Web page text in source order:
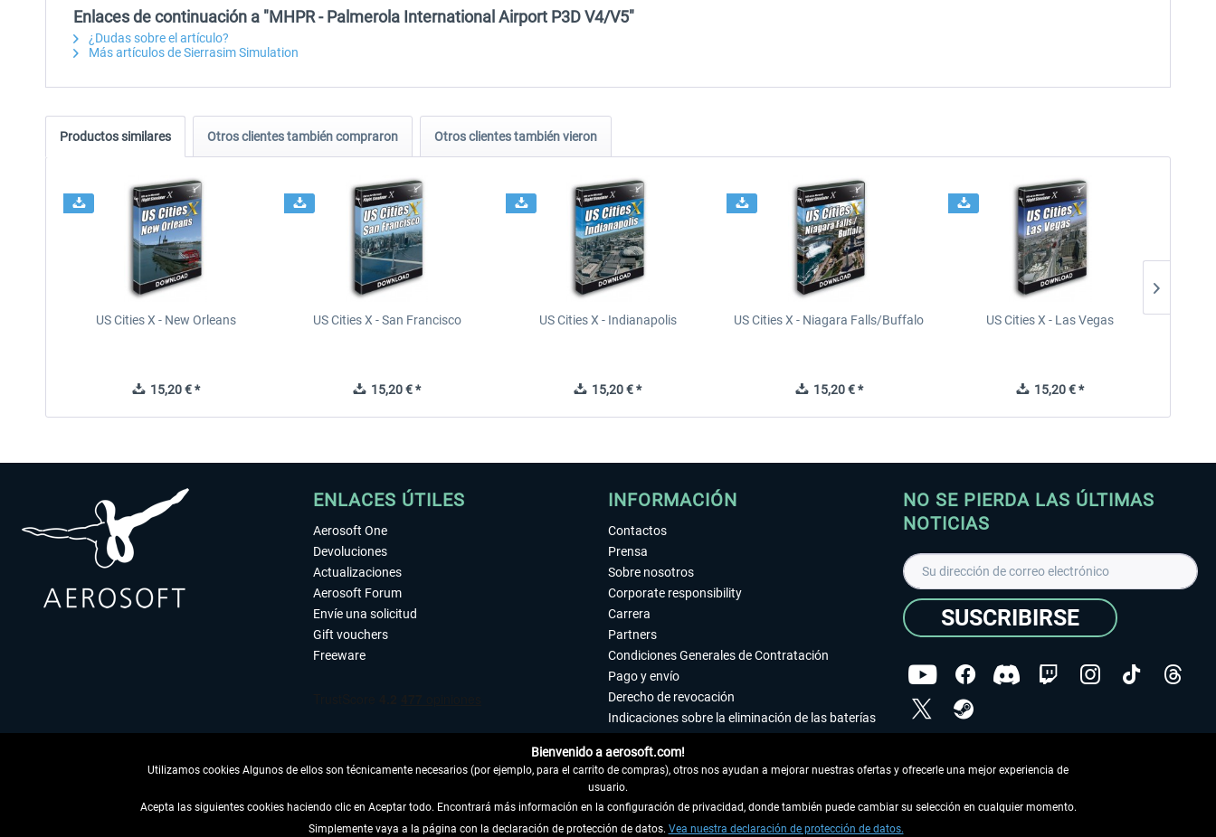
Enlaces de continuación a "MHPR - Palmerola International Airport P3D V4/V5"
¿Dudas sobre el artículo?
Más artículos de Sierrasim Simulation
Productos similares Otros clientes también compraron Otros clientes también vieron
US Cities X - New Orleans
15,20 € *
US Cities X - San Francisco
15,20 € *
US Cities X - Indianapolis
15,20 € *
US Cities X - Niagara Falls/Buffalo
15,20 € *
US Cities X - Las Vegas
15,20 € *
ENLACES ÚTILES
Aerosoft One
Devoluciones
Actualizaciones
Aerosoft Forum
Envíe una solicitud
Gift vouchers
Freeware
DESISTIR DEL CONTRATO
INFORMACIÓN
Contactos
Prensa
Sobre nosotros
Corporate responsibility
Carrera
Partners
Condiciones Generales de Contratación
Pago y envío
Derecho de revocación
Indicaciones sobre la eliminación de las baterías
Accesibilidad
Aviso legal
NO SE PIERDA LAS ÚLTIMAS
NOTICIAS
SUSCRIBIRSE
Copyright © Aerosoft GmbH - Todos los derechos
Bienvenido a aerosoft.com!
Utilizamos cookies Algunos de ellos son técnicamente necesarios (por ejemplo, para el carrito de compras), otros nos ayudan a mejorar nuestras ofertas y ofrecerle una mejor experiencia de
usuario.
Acepta las siguientes cookies haciendo clic en Aceptar todo. Encontrará más información en la configuración de privacidad, donde también puede cambiar su selección en cualquier momento.
Simplemente vaya a la página con la declaración de protección de datos. Vea nuestra declaración de protección de datos.